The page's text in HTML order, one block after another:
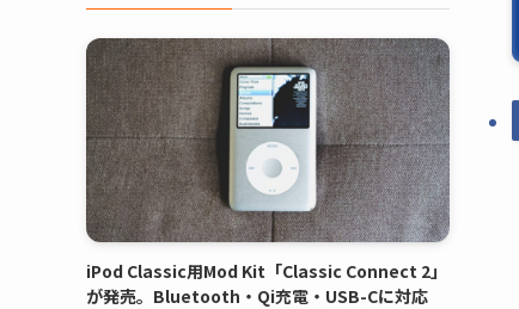
iPod Classic用Mod Kit「Classic Connect 2」
が発売。Bluetooth・Qi充電・USB-Cに対応